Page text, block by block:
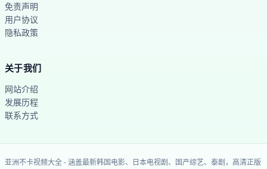
免责声明
用户协议
隐私政策
关于我们
网站介绍
发展历程
联系方式
亚洲不卡视频大全-涵盖最新韩国电影、日本电视剧、国产综艺、泰剧，高清正版